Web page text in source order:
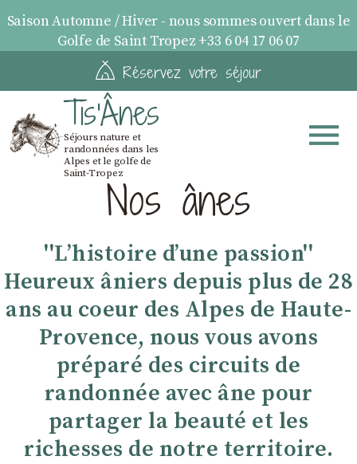
Saison Automne / Hiver - nous sommes ouvert dans le
Golfe de Saint Tropez +33 6 04 17 06 07
Réservez votre séjour
Tis'Ânes
Séjours nature et
randonnées dans les
Alpes et le golfe de
Saint-TropezNos ânes
''Lʼhistoire dʼune passion''
Heureux âniers depuis plus de 28
ans au coeur des Alpes de Haute-
Provence, nous vous avons
préparé des circuits de
randonnée avec âne pour
partager la beauté et les
richesses de notre territoire.